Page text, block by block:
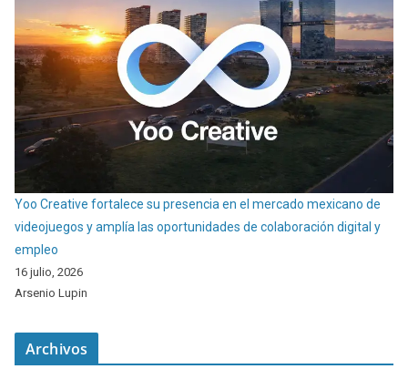
Yoo Creative fortalece su presencia en el mercado mexicano de
videojuegos y amplía las oportunidades de colaboración digital y
empleo
16 julio, 2026
Arsenio Lupin
Archivos